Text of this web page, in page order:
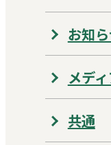
お知
メデ
共通